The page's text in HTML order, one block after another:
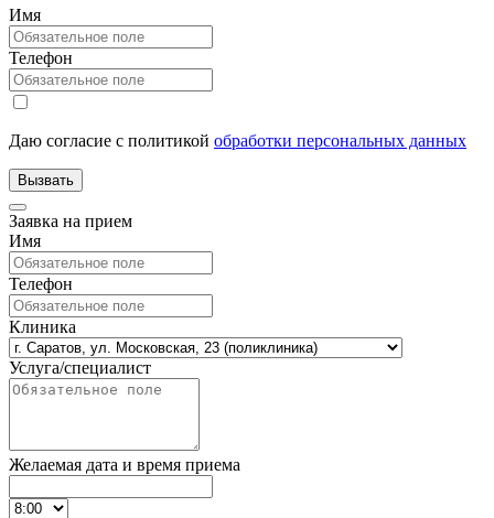
Имя
Телефон
Даю согласие с политикой обработки персональных данных
Заявка на прием
Имя
Телефон
Клиника
Услуга/специалист
Желаемая дата и время приема